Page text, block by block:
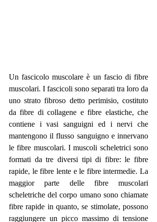
Un fascicolo muscolare è un fascio di fibre
muscolari. I fascicoli sono separati tra loro da
uno strato fibroso detto perimisio, costituto
da fibre di collagene e fibre elastiche, che
contiene i vasi sanguigni ed i nervi che
mantengono il flusso sanguigno e innervano
le fibre muscolari. I muscoli scheletrici sono
formati da tre diversi tipi di fibre: le fibre
rapide, le fibre lente e le fibre intermedie. La
maggior parte delle fibre muscolari
scheletriche del corpo umano sono chiamate
fibre rapide in quanto, se stimolate, possono
raggiungere un picco massimo di tensione